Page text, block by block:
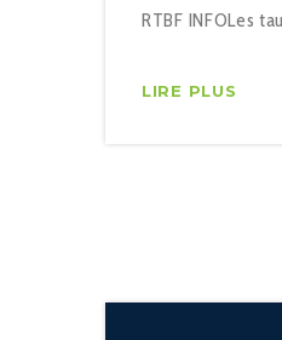
RTBF INFOLes
LIRE PLUS